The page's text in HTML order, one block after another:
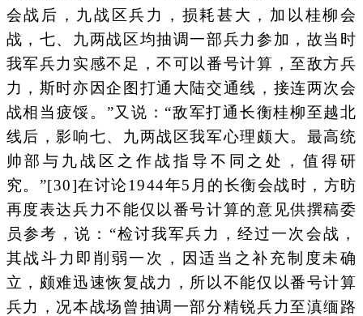
会战后，九战区兵力，损耗甚大，加以桂柳会
战，七、九两战区均抽调一部兵力参加，故当时
我军兵力实感不足，不可以番号计算，至敌方兵
力，斯时亦因企图打通大陆交通线，接连两次会
战相当疲馁。”又说：“敌军打通长衡桂柳至越北
线后，影响七、九两战区我军心理颇大。最高统
帅部与九战区之作战指导不同之处，值得研
究。”[30]在讨论1944年5月的长衡会战时，方昉
再度表达兵力不能仅以番号计算的意见供撰稿委
员参考，说：“检讨我军兵力，经过一次会战，
其战斗力即削弱一次，因适当之补充制度未确
立，颇难迅速恢复战力，所以不能仅以番号计算
兵力，况本战场曾抽调一部分精锐兵力至滇缅路